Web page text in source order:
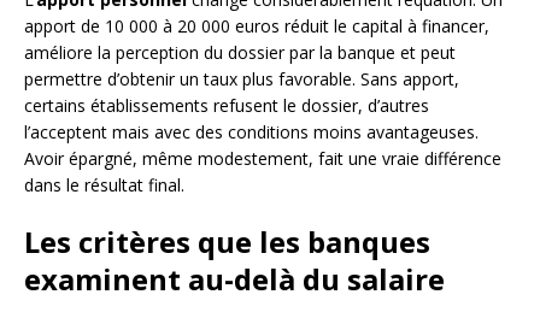
apport de 10 000 à 20 000 euros réduit le capital à financer,
améliore la perception du dossier par la banque et peut
permettre d’obtenir un taux plus favorable. Sans apport,
certains établissements refusent le dossier, d’autres
l’acceptent mais avec des conditions moins avantageuses.
Avoir épargné, même modestement, fait une vraie différence
dans le résultat final.
Les critères que les banques
examinent au-delà du salaire